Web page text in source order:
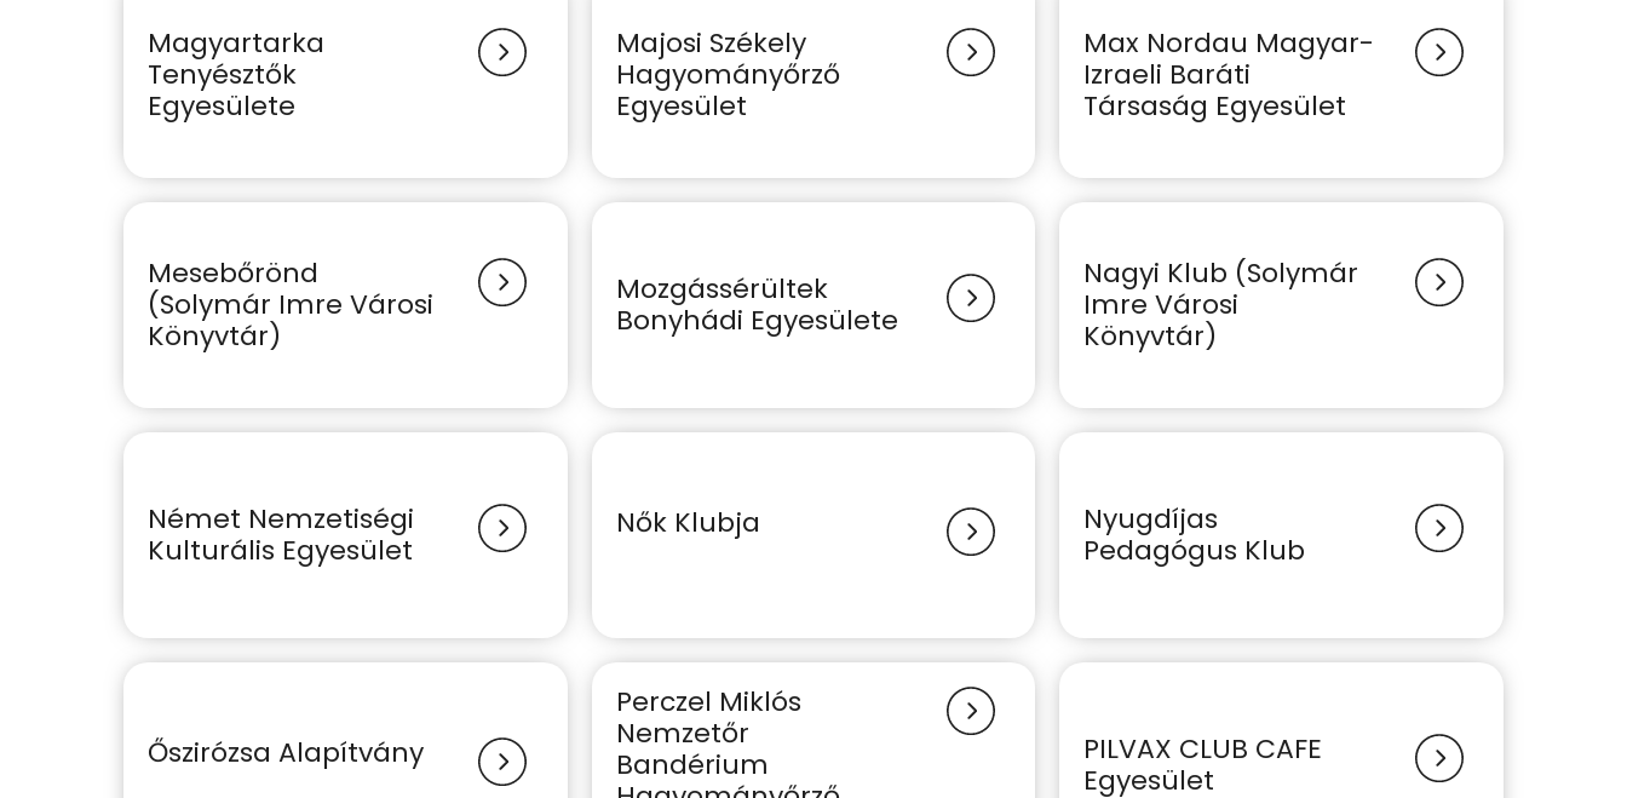
Magyartarka
Tenyésztők
Egyesülete
Majosi Székely
Hagyományőrző
Egyesület
Max Nordau Magyar-
Izraeli Baráti
Társaság Egyesület
Mesebőrönd
(Solymár Imre Városi
Könyvtár)
Mozgássérültek
Bonyhádi Egyesülete
Nagyi Klub (Solymár
Imre Városi
Könyvtár)
Német Nemzetiségi
Kulturális Egyesület
Nők Klubja
Nyugdíjas
Pedagógus Klub
Őszirózsa Alapítvány
Perczel Miklós
Nemzetőr
Bandérium
PILVAX CLUB CAFE
Egyesület